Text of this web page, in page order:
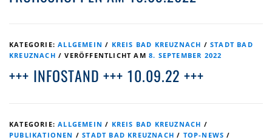
KATEGORIE:ALLGEMEIN / KREIS BAD KREUZNACH /STADT BAD
KREUZNACH /VERÖFFENTLICHT AM8. SEPTEMBER 2022
+++ INFOSTAND +++ 10.09.22 +++
KATEGORIE:ALLGEMEIN / KREIS BAD KREUZNACH /
PUBLIKATIONEN /STADT BAD KREUZNACH / TOP-NEWS /